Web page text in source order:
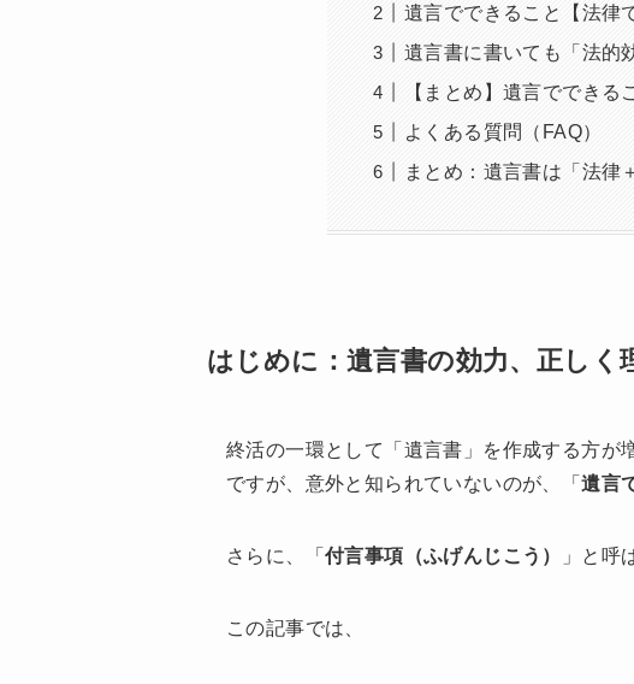
遺言でできること【法律
遺言書に書いても「法的
【まとめ】遺言でできる
よくある質問（FAQ）
まとめ：遺言書は「法律
はじめに：遺言書の効力、正しく
終活の一環として「遺言書」を作成する方が
ですが、意外と知られていないのが、「遺言
さらに、「 付言事項（ふげんじこう） 」と呼
この記事では、